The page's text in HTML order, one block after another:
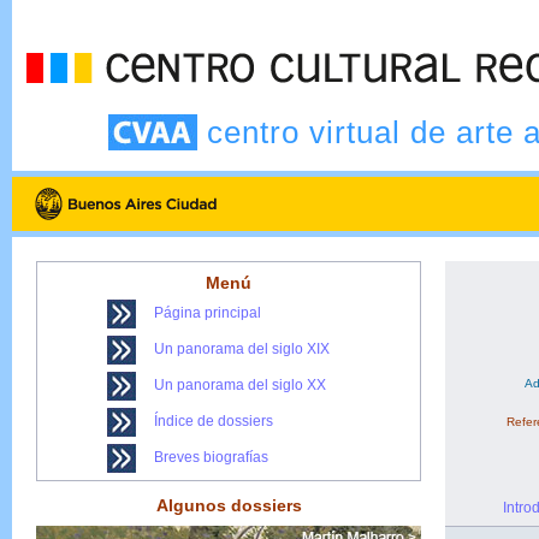
centro virtual de arte
Menú
Página principal
Un panorama del siglo XIX
Un panorama del siglo XX
Índice de dossiers
Breves biografías
Algunos dossiers